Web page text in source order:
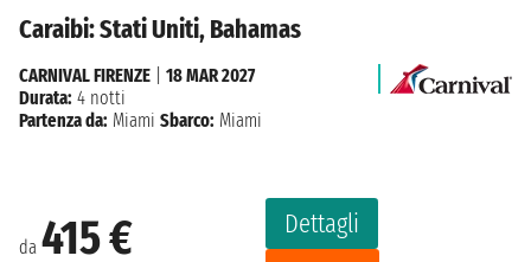
Caraibi: Stati Uniti, Bahamas
da 415 €
Dettagli
CARNIVAL FIRENZE
18 MAR 2027
Durata: 4 notti
Partenza da: Miami Sbarco: Miami